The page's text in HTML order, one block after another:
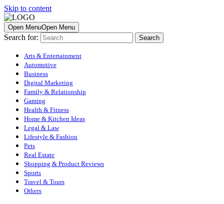
Skip to content
Open MenuOpen Menu
Search for:
Arts & Entertainment
Automotive
Business
Digital Marketing
Family & Relationship
Gaming
Health & Fitness
Home & Kitchen Ideas
Legal & Law
Lifestyle & Fashion
Pets
Real Estate
Shopping & Product Reviews
Sports
Travel & Tours
Others